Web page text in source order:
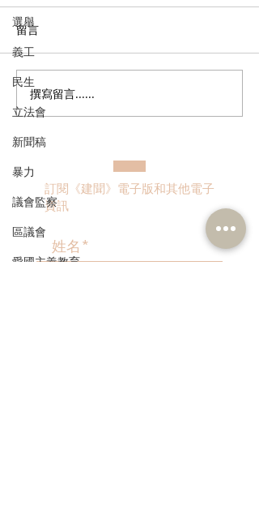
選舉
義工
民生
立法會
新聞稿
暴力
議會監察
區議會
愛國主義教育
多了解、規律生活、保持
社交，有助改善「長新
冠」患者負面情緒
留言
撰寫留言......
訂閱《建聞》電子版和其他電子
資訊